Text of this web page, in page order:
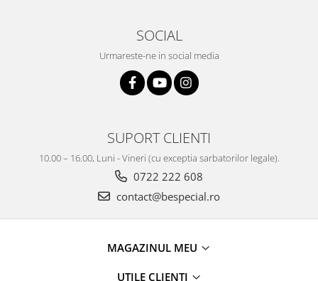
SOCIAL
Urmareste-ne in social media
SUPORT CLIENTI
10.00 – 16.00, Luni - Vineri (cu exceptia sarbatorilor legale).
0722 222 608
contact@bespecial.ro
MAGAZINUL MEU
UTILE CLIENTI